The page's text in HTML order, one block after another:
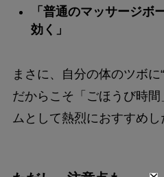
「普通のマッサージボ
効く」
まさに、自分の体のツボに
だからこそ「ごほうび時
ムとして熱烈におすすめし